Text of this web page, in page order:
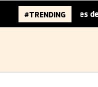
#TRENDING
96.000 millones de la